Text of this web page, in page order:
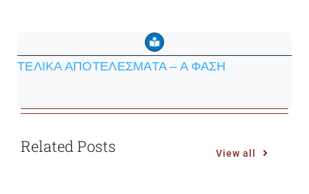
ΤΕΛΙΚΑ ΑΠΟΤΕΛΕΣΜΑΤΑ – Α ΦΑΣΗ
Related Posts View all